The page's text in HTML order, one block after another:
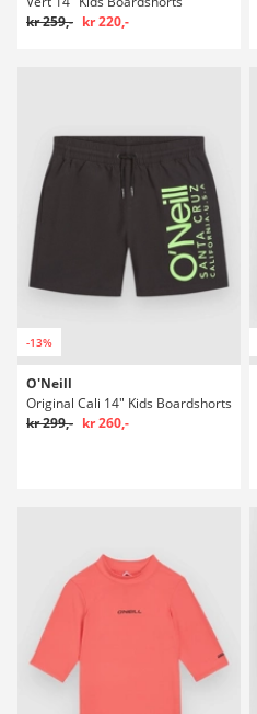
kr 259,- kr 220,-
-13%
O'Neill
Original Cali 14" Kids Boardshorts
kr 299,- kr 260,-